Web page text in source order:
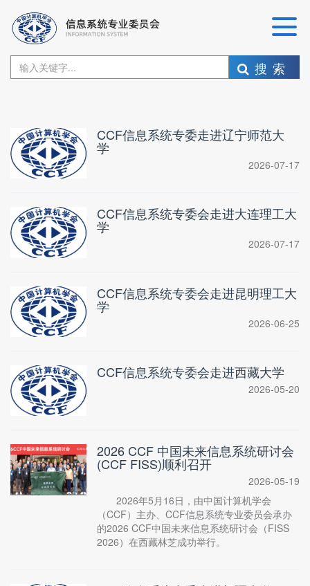
搜索
CCF信息系统专委走进辽宁师范大
学
2026-07-17
CCF信息系统专委会走进大连理工大
学
2026-07-17
CCF信息系统专委会走进昆明理工大
学
2026-06-25
CCF信息系统专委会走进西藏大学
2026-05-20
2026 CCF 中国未来信息系统研讨会
(CCF FISS)顺利召开
2026-05-19
2026年5月16日，由中国计算机学会
（CCF）主办、CCF信息系统专业委员会承办
的2026 CCF中国未来信息系统研讨会（FISS
2026）在西藏林芝成功举行。